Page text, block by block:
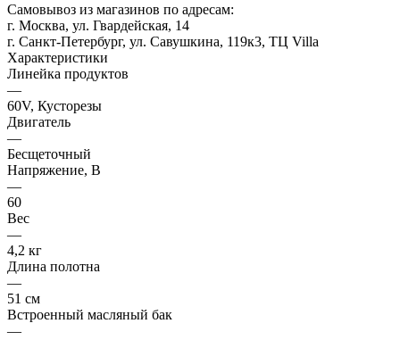
Самовывоз из магазинов по адресам:
г. Москва, ул. Гвардейская, 14
г. Санкт-Петербург, ул. Савушкина, 119к3, ТЦ Villa
Характеристики
Линейка продуктов
—
60V, Кусторезы
Двигатель
—
Бесщеточный
Напряжение, В
—
60
Вес
—
4,2 кг
Длина полотна
—
51 см
Встроенный масляный бак
—